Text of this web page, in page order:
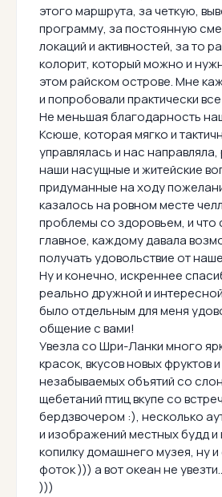
этого маршрута, за четкую,
программу, за постоянную
локаций и активностей, за то
колорит, который можно и
этом райском острове. Мне
и попробовали практически
Не меньшая благодарность
Ксюше, которая мягко и
управлялась и нас
наши насущные и житейские
придуманные на ходу
казалось на ровном месте
проблемы со здоровьем, и что
главное, каждому давала
получать удовольствие от
Ну и конечно, искреннее
реально дружной и
было отдельным для меня
общение с вами!
Увезла со Шри-Ланки много
красок, вкусов новых фруктов
незабываемых объятий со
щебетаний птиц вкупе со
бердзвочером :), несколько
и изображений местных будд и
копилку домашнего музея, ну
фоток ))) а вот океан не
)))